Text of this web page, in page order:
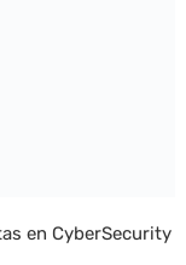
en CyberSecurity